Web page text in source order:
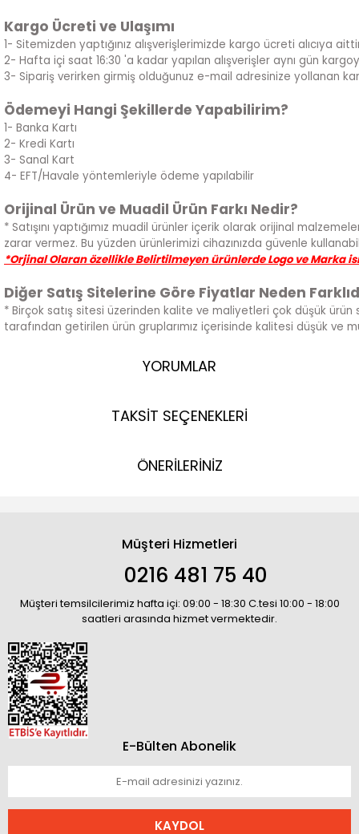
Kargo Ücreti ve Ulaşımı
1- Sitemizden yaptığınız alışverişlerimizde kargo ücreti alıcıya
2- Hafta içi saat 16:30 'a kadar yapılan alışverişler aynı gün
3- Sipariş verirken girmiş olduğunuz e-mail adresinize yollanan
Ödemeyi Hangi Şekillerde Yapabilirim?
1- Banka Kartı
2- Kredi Kartı
3- Sanal Kart
4- EFT/Havale yöntemleriyle ödeme yapılabilir
Orijinal Ürün ve Muadil Ürün Farkı Nedir?
* Satışını yaptığımız muadil ürünler içerik olarak orijinal
zarar vermez. Bu yüzden ürünlerimizi cihazınızda güvenle
*Orjinal Olaran özellikle Belirtilmeyen ürünlerde Logo ve Marka
Diğer Satış Sitelerine Göre Fiyatlar Neden
* Birçok satış sitesi üzerinden kalite ve maliyetleri çok düşük ürün
tarafından getirilen ürün gruplarımız içerisinde kalitesi düşük ve
YORUMLAR
TAKSİT SEÇENEKLERİ
ÖNERİLERİNİZ
Müşteri Hizmetleri
0216 481 75 40
Müşteri temsilcilerimiz hafta içi: 09:00 - 18:30 C.tesi 10:00 - 18:00
saatleri arasında hizmet vermektedir.
E-Bülten Abonelik
KAYDOL